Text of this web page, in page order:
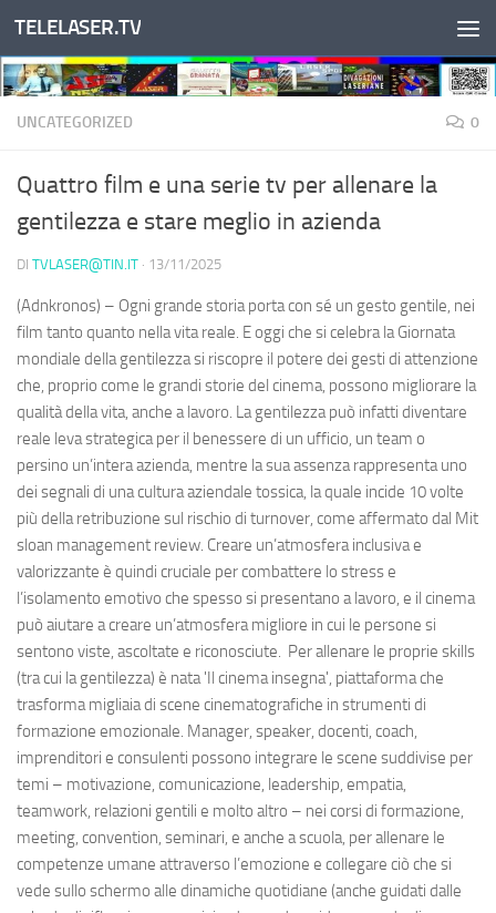
Salta al contenuto
TELELASER.TV
UNCATEGORIZED 0
Quattro film e una serie tv per allenare la
gentilezza e stare meglio in azienda
DI TVLASER@TIN.IT · 13/11/2025
(Adnkronos) – Ogni grande storia porta con sé un gesto gentile, nei
film tanto quanto nella vita reale. E oggi che si celebra la Giornata
mondiale della gentilezza si riscopre il potere dei gesti di attenzione
che, proprio come le grandi storie del cinema, possono migliorare la
qualità della vita, anche a lavoro. La gentilezza può infatti diventare
reale leva strategica per il benessere di un ufficio, un team o
persino un’intera azienda, mentre la sua assenza rappresenta uno
dei segnali di una cultura aziendale tossica, la quale incide 10 volte
più della retribuzione sul rischio di turnover, come affermato dal Mit
sloan management review. Creare un’atmosfera inclusiva e
valorizzante è quindi cruciale per combattere lo stress e
l’isolamento emotivo che spesso si presentano a lavoro, e il cinema
può aiutare a creare un’atmosfera migliore in cui le persone si
sentono viste, ascoltate e riconosciute. Per allenare le proprie skills
(tra cui la gentilezza) è nata 'Il cinema insegna', piattaforma che
trasforma migliaia di scene cinematografiche in strumenti di
formazione emozionale. Manager, speaker, docenti, coach,
imprenditori e consulenti possono integrare le scene suddivise per
temi – motivazione, comunicazione, leadership, empatia,
teamwork, relazioni gentili e molto altro – nei corsi di formazione,
meeting, convention, seminari, e anche a scuola, per allenare le
competenze umane attraverso l’emozione e collegare ciò che si
vede sullo schermo alle dinamiche quotidiane (anche guidati dalle